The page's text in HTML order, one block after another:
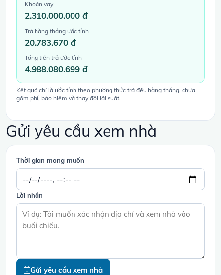
Khoản vay
2.310.000.000 đ
Trả hàng tháng ước tính
20.783.670 đ
Tổng tiền trả ước tính
4.988.080.699 đ
Kết quả chỉ là ước tính theo phương thức trả đều hàng tháng, chưa
gồm phí, bảo hiểm và thay đổi lãi suất.
Gửi yêu cầu xem nhà
Thời gian mong muốn
Lời nhắn
Gửi yêu cầu xem nhà